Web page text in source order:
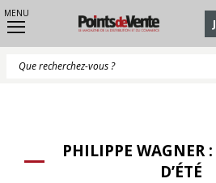
MENU
PHILIPPE WAGNER
D’ÉTÉ